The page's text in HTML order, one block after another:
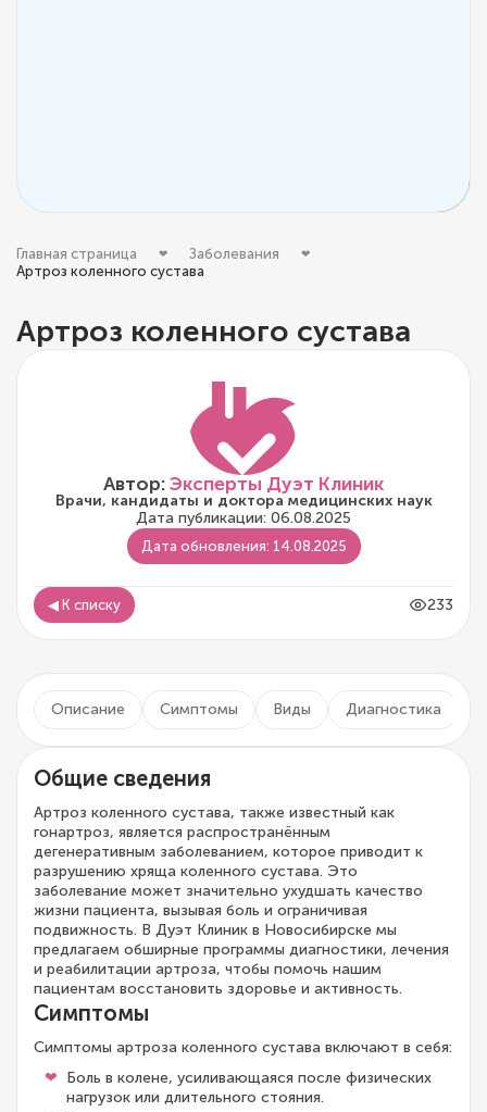
Главная страница
Заболевания
Артроз коленного сустава
Артроз коленного сустава
Автор:Эксперты Дуэт Клиник
Врачи, кандидаты и доктора медицинских наук
Дата публикации: 06.08.2025
Дата обновления: 14.08.2025
◀ К списку 233
Описание Симптомы Виды Диагностика
Общие сведения
Артроз коленного сустава, также известный как
гонартроз, является распространённым
дегенеративным заболеванием, которое приводит к
разрушению хряща коленного сустава. Это
заболевание может значительно ухудшать качество
жизни пациента, вызывая боль и ограничивая
подвижность. В Дуэт Клиник в Новосибирске мы
предлагаем обширные программы диагностики, лечения
и реабилитации артроза, чтобы помочь нашим
пациентам восстановить здоровье и активность.
Симптомы
Симптомы артроза коленного сустава включают в себя:
Боль в колене, усиливающаяся после физических
нагрузок или длительного стояния.